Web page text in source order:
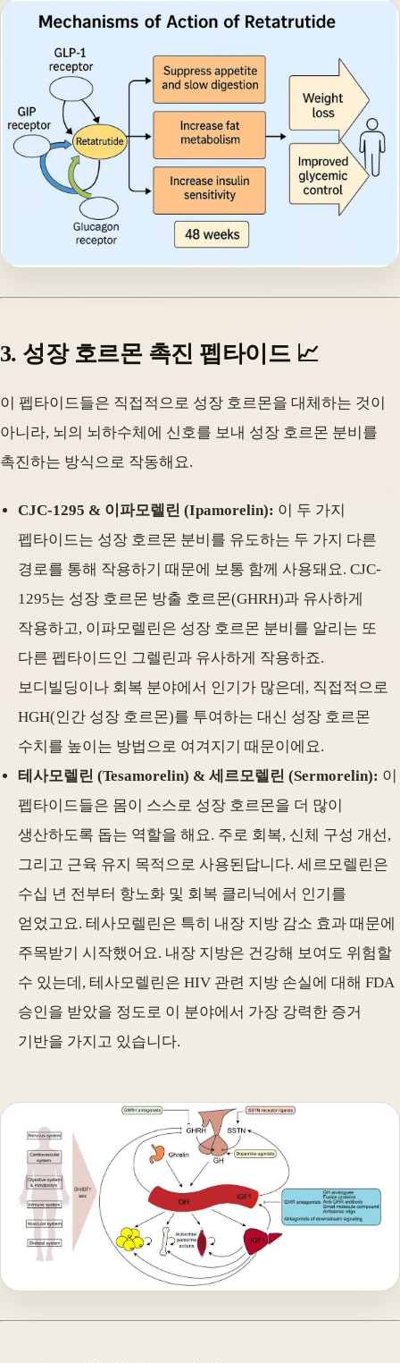
3. 성장 호르몬 촉진 펩타이드 📈
이 펩타이드들은 직접적으로 성장 호르몬을 대체하는 것이
아니라, 뇌의 뇌하수체에 신호를 보내 성장 호르몬 분비를
촉진하는 방식으로 작동해요.
CJC-1295 & 이파모렐린 (Ipamorelin): 이 두 가지
펩타이드는 성장 호르몬 분비를 유도하는 두 가지 다른
경로를 통해 작용하기 때문에 보통 함께 사용돼요. CJC-
1295는 성장 호르몬 방출 호르몬(GHRH)과 유사하게
작용하고, 이파모렐린은 성장 호르몬 분비를 알리는 또
다른 펩타이드인 그렐린과 유사하게 작용하죠.
보디빌딩이나 회복 분야에서 인기가 많은데, 직접적으로
HGH(인간 성장 호르몬)를 투여하는 대신 성장 호르몬
수치를 높이는 방법으로 여겨지기 때문이에요.
테사모렐린 (Tesamorelin) & 세르모렐린 (Sermorelin): 이
펩타이드들은 몸이 스스로 성장 호르몬을 더 많이
생산하도록 돕는 역할을 해요. 주로 회복, 신체 구성 개선,
그리고 근육 유지 목적으로 사용된답니다. 세르모렐린은
수십 년 전부터 항노화 및 회복 클리닉에서 인기를
얻었고요. 테사모렐린은 특히 내장 지방 감소 효과 때문에
주목받기 시작했어요. 내장 지방은 건강해 보여도 위험할
수 있는데, 테사모렐린은 HIV 관련 지방 손실에 대해 FDA
승인을 받았을 정도로 이 분야에서 가장 강력한 증거
기반을 가지고 있습니다.